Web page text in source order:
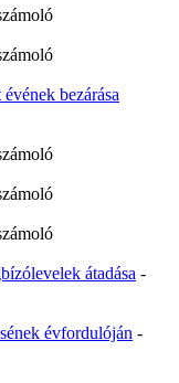
bezárása
átadása -
évfordulóján -